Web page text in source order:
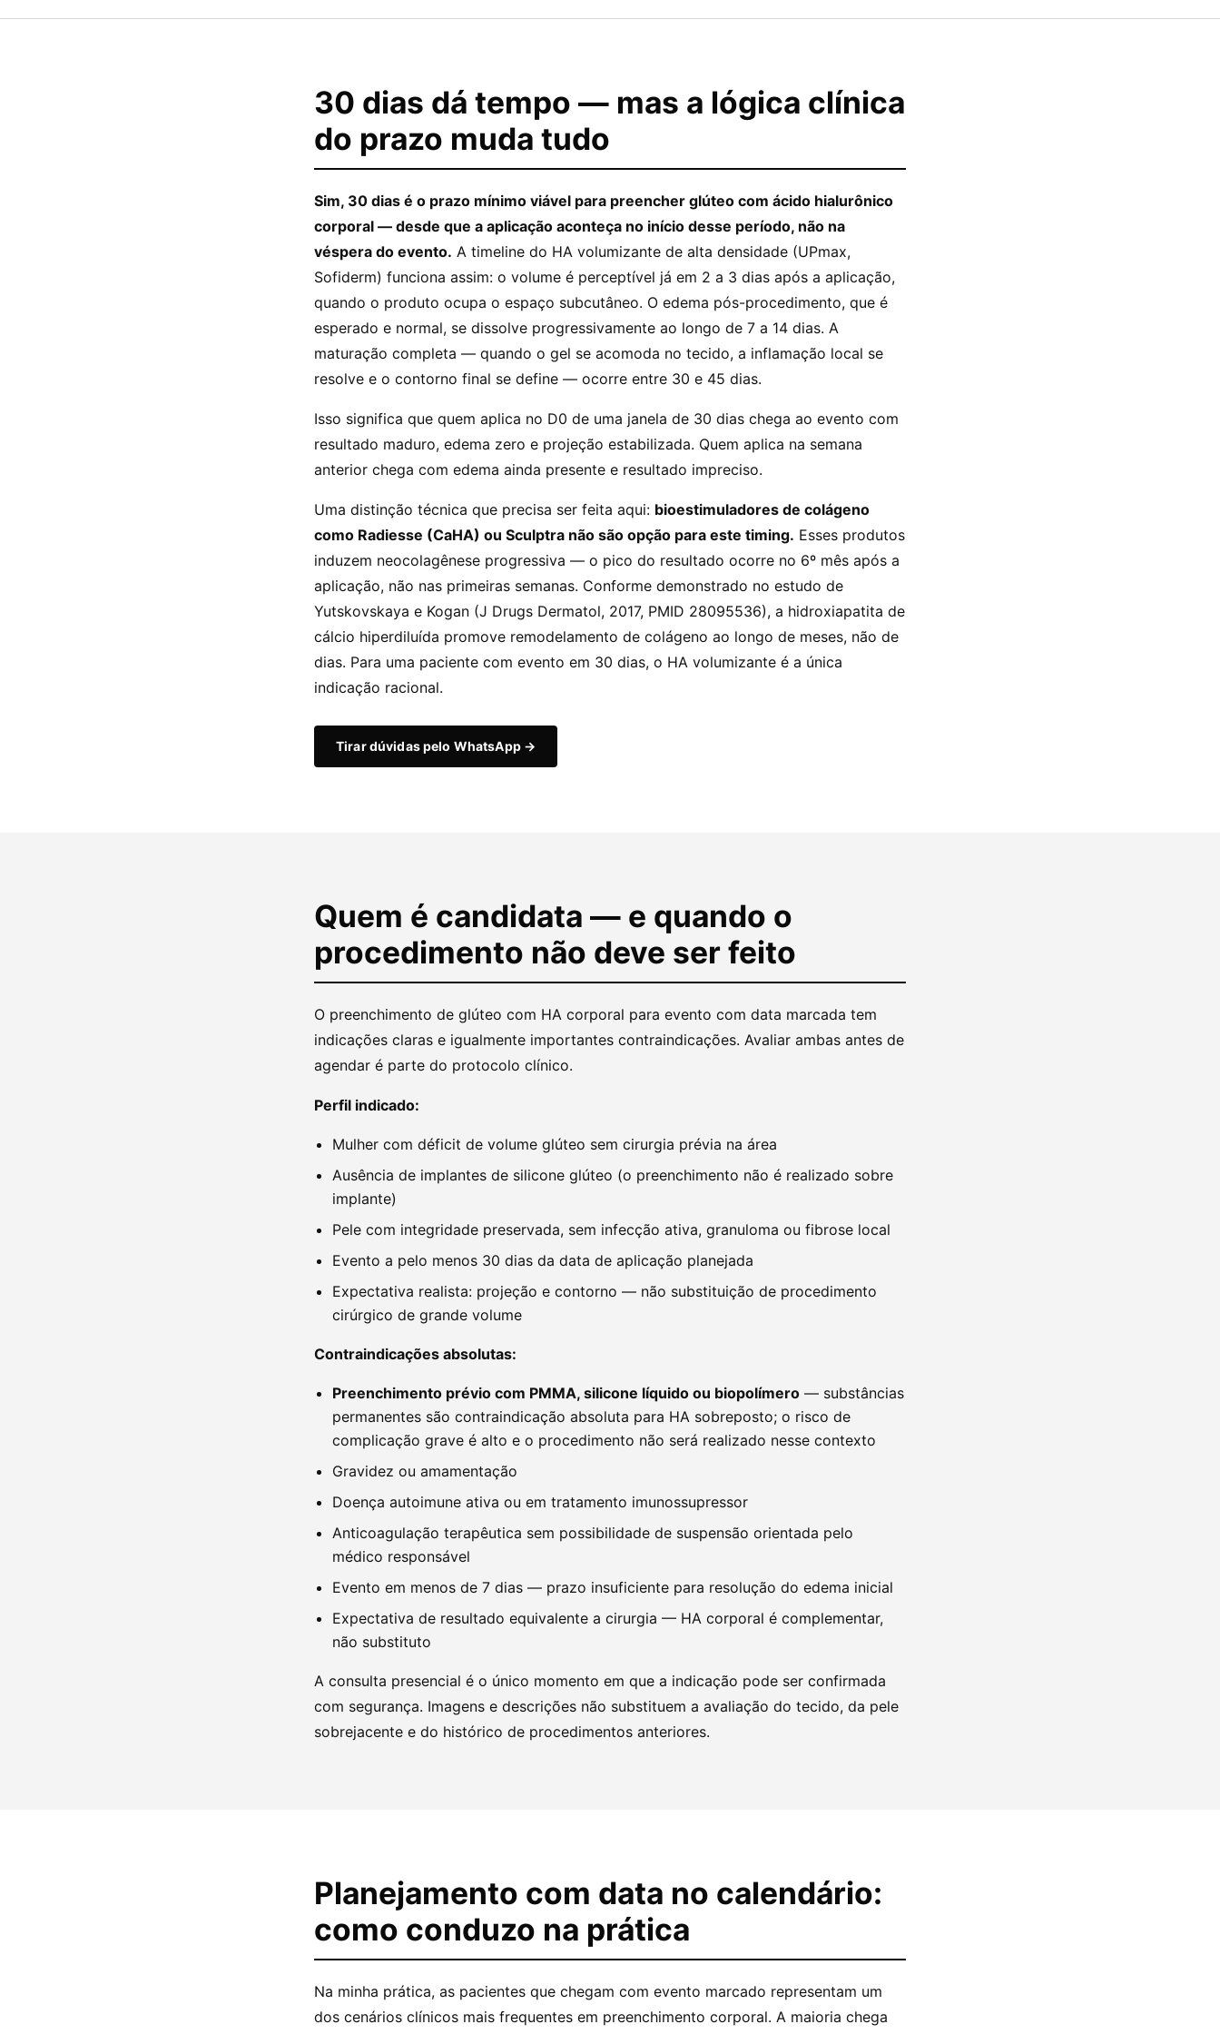
30 dias dá tempo — mas a lógica clínica
do prazo muda tudo
Sim, 30 dias é o prazo mínimo viável para preencher glúteo com ácido hialurônico
corporal — desde que a aplicação aconteça no início desse período, não na
véspera do evento. A timeline do HA volumizante de alta densidade (UPmax,
Sofiderm) funciona assim: o volume é perceptível já em 2 a 3 dias após a aplicação,
quando o produto ocupa o espaço subcutâneo. O edema pós-procedimento, que é
esperado e normal, se dissolve progressivamente ao longo de 7 a 14 dias. A
maturação completa — quando o gel se acomoda no tecido, a inflamação local se
resolve e o contorno final se define — ocorre entre 30 e 45 dias.
Isso significa que quem aplica no D0 de uma janela de 30 dias chega ao evento com
resultado maduro, edema zero e projeção estabilizada. Quem aplica na semana
anterior chega com edema ainda presente e resultado impreciso.
Uma distinção técnica que precisa ser feita aqui: bioestimuladores de colágeno
como Radiesse (CaHA) ou Sculptra não são opção para este timing. Esses produtos
induzem neocolagênese progressiva — o pico do resultado ocorre no 6º mês após a
aplicação, não nas primeiras semanas. Conforme demonstrado no estudo de
Yutskovskaya e Kogan (J Drugs Dermatol, 2017, PMID 28095536), a hidroxiapatita de
cálcio hiperdiluída promove remodelamento de colágeno ao longo de meses, não de
dias. Para uma paciente com evento em 30 dias, o HA volumizante é a única
indicação racional.
Tirar dúvidas pelo WhatsApp →
Quem é candidata — e quando o
procedimento não deve ser feito
O preenchimento de glúteo com HA corporal para evento com data marcada tem
indicações claras e igualmente importantes contraindicações. Avaliar ambas antes de
agendar é parte do protocolo clínico.
Perfil indicado:
Mulher com déficit de volume glúteo sem cirurgia prévia na área
Ausência de implantes de silicone glúteo (o preenchimento não é realizado sobre
implante)
Pele com integridade preservada, sem infecção ativa, granuloma ou fibrose local
Evento a pelo menos 30 dias da data de aplicação planejada
Expectativa realista: projeção e contorno — não substituição de procedimento
cirúrgico de grande volume
Contraindicações absolutas:
Preenchimento prévio com PMMA, silicone líquido ou biopolímero — substâncias
permanentes são contraindicação absoluta para HA sobreposto; o risco de
complicação grave é alto e o procedimento não será realizado nesse contexto
Gravidez ou amamentação
Doença autoimune ativa ou em tratamento imunossupressor
Anticoagulação terapêutica sem possibilidade de suspensão orientada pelo
médico responsável
Evento em menos de 7 dias — prazo insuficiente para resolução do edema inicial
Expectativa de resultado equivalente a cirurgia — HA corporal é complementar,
não substituto
A consulta presencial é o único momento em que a indicação pode ser confirmada
com segurança. Imagens e descrições não substituem a avaliação do tecido, da pele
sobrejacente e do histórico de procedimentos anteriores.
Planejamento com data no calendário:
como conduzo na prática
Na minha prática, as pacientes que chegam com evento marcado representam um
dos cenários clínicos mais frequentes em preenchimento corporal. A maioria chega